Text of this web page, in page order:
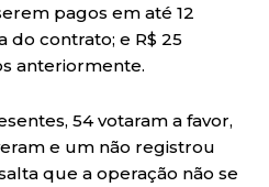
pagos em até 12
do contrato; e R$ 25
anteriormente.
54 votaram a favor,
e um não registrou
que a operação não se